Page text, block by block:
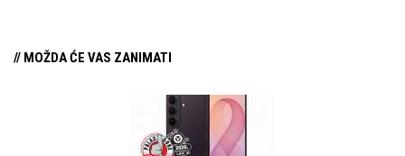
// MOŽDA ĆE VAS ZANIMATI